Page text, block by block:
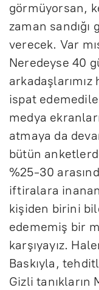
görmüyorsan,
zaman
verecek. Var
Neredeyse 40
arkadaşlarımız
ispat
medya
atmaya da
bütün
%25-30
iftiralara
kişiden birini
edememiş bir
karşıyayız.
Baskıyla,
Gizli tanıkların